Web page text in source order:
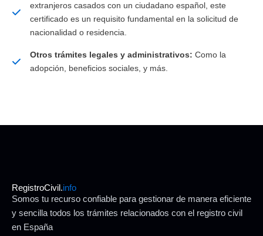
extranjeros casados con un ciudadano español, este
certificado es un requisito fundamental en la solicitud de
nacionalidad o residencia.
Otros trámites legales y administrativos: Como la
adopción, beneficios sociales, y más.
RegistroCivil.info
Somos tu recurso confiable para gestionar de manera eficiente
y sencilla todos los trámites relacionados con el registro civil
en España